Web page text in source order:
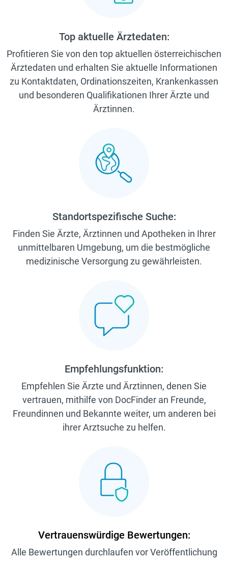
Top aktuelle Ärztedaten:
Profitieren Sie von den top aktuellen österreichischen
Ärztedaten und erhalten Sie aktuelle Informationen
zu Kontaktdaten, Ordinationszeiten, Krankenkassen
und besonderen Qualifikationen Ihrer Ärzte und
Ärztinnen.
Standortspezifische Suche:
Finden Sie Ärzte, Ärztinnen und Apotheken in Ihrer
unmittelbaren Umgebung, um die bestmögliche
medizinische Versorgung zu gewährleisten.
Empfehlungsfunktion:
Empfehlen Sie Ärzte und Ärztinnen, denen Sie
vertrauen, mithilfe von DocFinder an Freunde,
Freundinnen und Bekannte weiter, um anderen bei
ihrer Arztsuche zu helfen.
Vertrauenswürdige Bewertungen:
Alle Bewertungen durchlaufen vor Veröffentlichung